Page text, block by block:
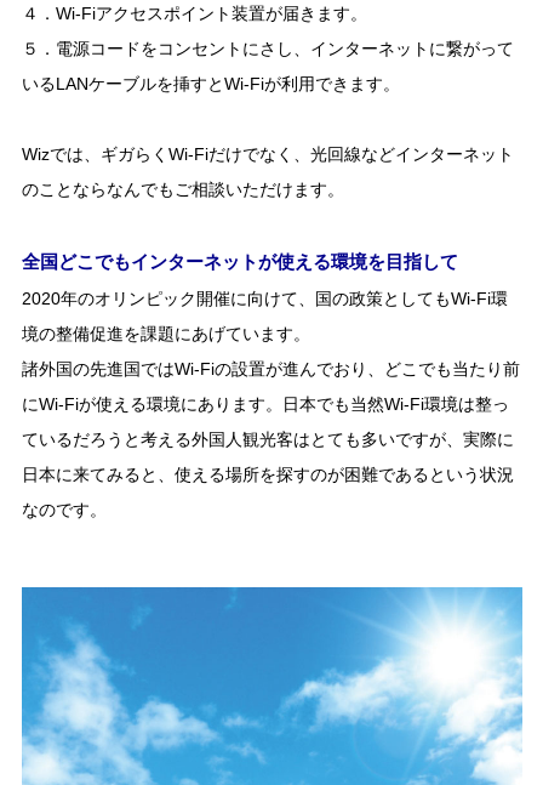
４．Wi-Fiアクセスポイント装置が届きます。
５．電源コードをコンセントにさし、インターネットに繋がって
いるLANケーブルを挿すとWi-Fiが利用できます。
Wizでは、ギガらくWi-Fiだけでなく、光回線などインターネット
のことならなんでもご相談いただけます。
全国どこでもインターネットが使える環境を目指して
2020年のオリンピック開催に向けて、国の政策としてもWi-Fi環
境の整備促進を課題にあげています。
諸外国の先進国ではWi-Fiの設置が進んでおり、どこでも当たり前
にWi-Fiが使える環境にあります。日本でも当然Wi-Fi環境は整っ
ているだろうと考える外国人観光客はとても多いですが、実際に
日本に来てみると、使える場所を探すのが困難であるという状況
なのです。